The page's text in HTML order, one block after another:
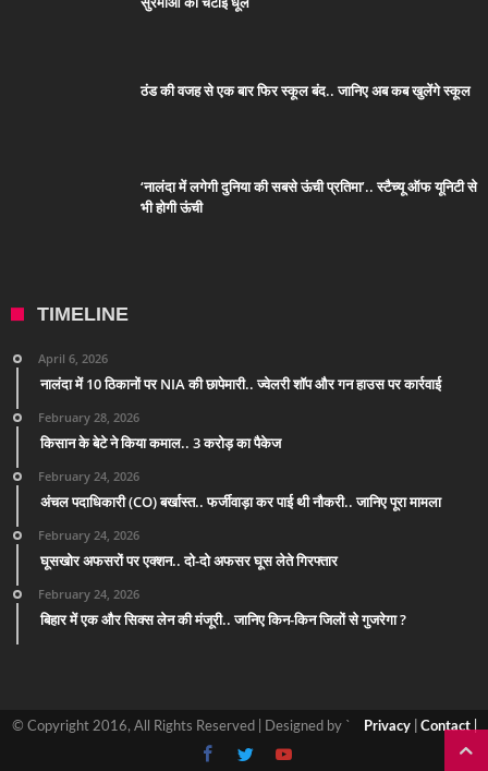
ठंड की वजह से एक बार फिर स्कूल बंद.. जानिए अब कब खुलेंगे स्कूल
‘नालंदा में लगेगी दुनिया की सबसे ऊंची प्रतिमा’.. स्टैच्यू ऑफ यूनिटी से
भी होगी ऊंची
TIMELINE
April 6, 2026
नालंदा में 10 ठिकानों पर NIA की छापेमारी.. ज्वेलरी शॉप और गन हाउस पर कार्रवाई
February 28, 2026
किसान के बेटे ने किया कमाल.. 3 करोड़ का पैकेज
February 24, 2026
अंचल पदाधिकारी (CO) बर्खास्त.. फर्जीवाड़ा कर पाई थी नौकरी.. जानिए पूरा मामला
February 24, 2026
घूसखोर अफसरों पर एक्शन.. दो-दो अफसर घूस लेते गिरफ्तार
February 24, 2026
बिहार में एक और सिक्स लेन की मंजूरी.. जानिए किन-किन जिलों से गुजरेगा ?
© Copyright 2016, All Rights Reserved | Designed by ` Privacy| Contact |